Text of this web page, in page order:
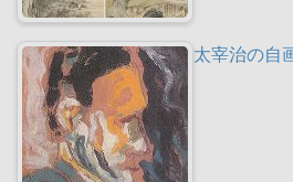
太宰治の自